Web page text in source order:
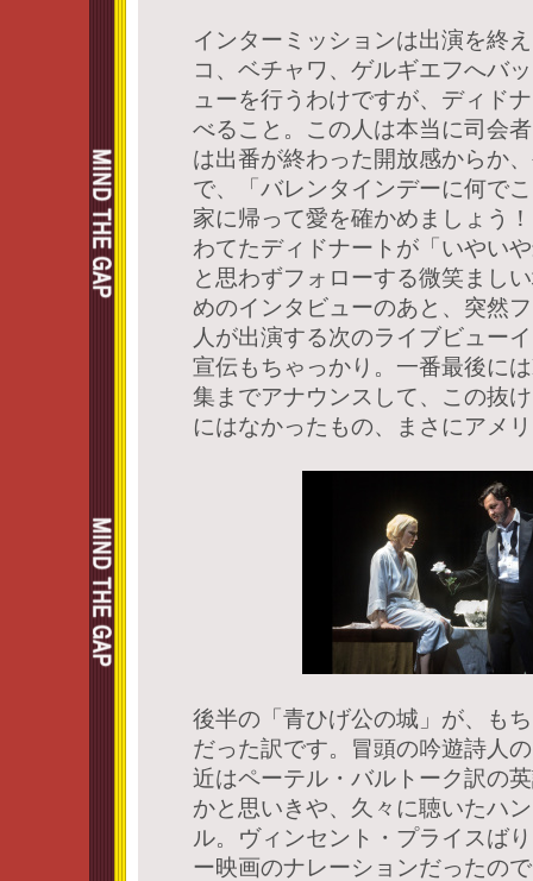
インターミッションは出演を終
コ、ベチャワ、ゲルギエフへバ
ューを行うわけですが、ディド
べること。この人は本当に司会
は出番が終わった開放感からか
で、「バレンタインデーに何で
家に帰って愛を確かめましょう
わてたディドナートが「いやい
と思わずフォローする微笑まし
めのインタビューのあと、突然
人が出演する次のライブビュー
宣伝もちゃっかり。一番最後に
集までアナウンスして、この抜
にはなかったもの、まさにアメ
後半の「青ひげ公の城」が、も
だった訳です。冒頭の吟遊詩人
近はペーテル・バルトーク訳の
かと思いきや、久々に聴いたハ
ル。ヴィンセント・プライスば
ー映画のナレーションだったの